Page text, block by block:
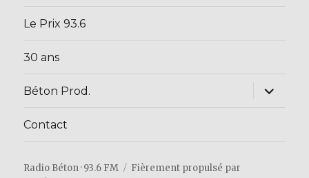
Le Prix 93.6
30 ans
Béton Prod.
ouvrir
Contact
Radio Béton · 93.6 FM
Fièrement propulsé par